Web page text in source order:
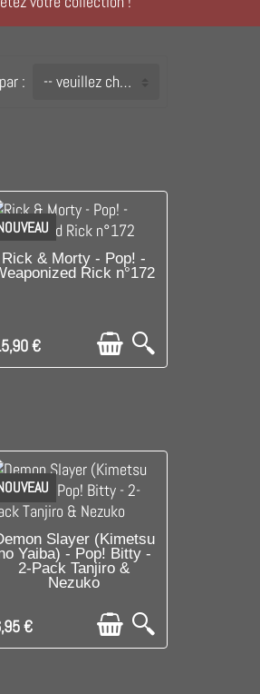
: -- veuillez choisir --
DISPONIBLE
Rick & Morty - Pop! -
Rick n°172
€
C'EST LE DERNIER !
Slayer (Kimetsu
Yaiba) - Pop! Bitty -
2-Pack Tanjiro &
Nezuko
€